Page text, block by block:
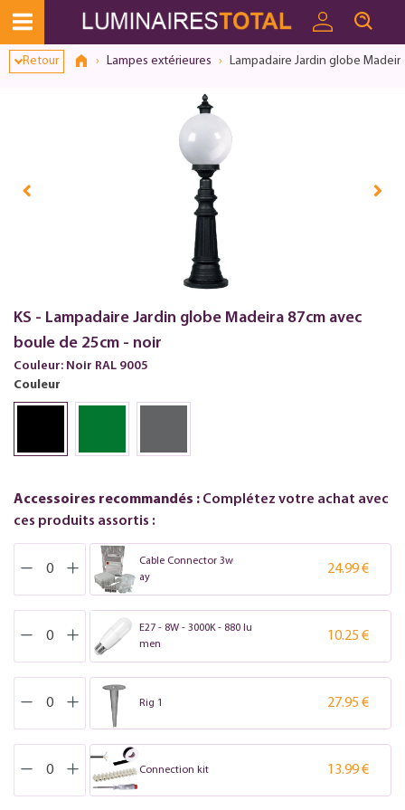
Retour Lampes extérieures Lampadaire Jardin globe
KS - Lampadaire Jardin globe Madeira 87cm avec
boule de 25cm - noir
Couleur: Noir RAL 9005
Couleur
Accessoires recommandés : Complétez votre achat avec
ces produits assortis :
Cable Connector 3w
ay
24.99 €
E27 - 8W - 3000K - 880 lu
men
10.25 €
Rig 1 27.95 €
Connection kit 13.99 €